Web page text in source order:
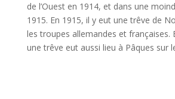
de l’Ouest en 1914, et dans une
1915. En 1915, il y eut une trêve de
les troupes allemandes et françaises.
une trêve eut aussi lieu à Pâques sur